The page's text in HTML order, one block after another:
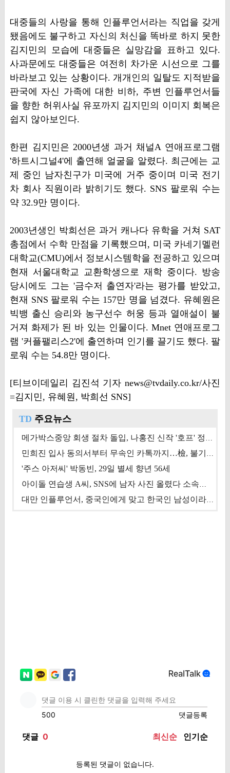
대중들의 사랑을 통해 인플루언서라는 직업을 갖게
됐음에도 불구하고 자신의 처신을 똑바로 하지 못한
김지민의 모습에 대중들은 실망감을 표하고 있다.
사과문에도 대중들은 여전히 차가운 시선으로 그를
바라보고 있는 상황이다. 개개인의 일탈도 지적받을
판국에 자신 가족에 대한 비하, 주변 인플루언서들
을 향한 허위사실 유포까지 김지민의 이미지 회복은
쉽지 않아보인다.
한편 김지민은 2000년생 과거 채널A 연애프로그램
'하트시그널4'에 출연해 얼굴을 알렸다. 최근에는 교
제 중인 남자친구가 미국에 거주 중이며 미국 전기
차 회사 직원이라 밝히기도 했다. SNS 팔로워 수는
약 32.9만 명이다.
2003년생인 박희선은 과거 캐나다 유학을 거쳐 SAT
총점에서 수학 만점을 기록했으며, 미국 카네기멜런
대학교(CMU)에서 정보시스템학을 전공하고 있으며
현재 서울대학교 교환학생으로 재학 중이다. 방송
당시에도 그는 '금수저 출연자'라는 평가를 받았고,
현재 SNS 팔로워 수는 157만 명을 넘겼다. 유혜원은
빅뱅 출신 승리와 농구선수 허웅 등과 열애설이 불
거져 화제가 된 바 있는 인물이다. Mnet 연애프로그
램 '커플팰리스2'에 출연하며 인기를 끌기도 했다. 팔
로워 수는 54.8만 명이다.
[티브이데일리 김진석 기자 news@tvdaily.co.kr/사진
=김지민, 유혜원, 박희선 SNS]
TD 주요뉴스
메가박스중앙 회생 절차 돌입, 나홍진 신작 '호프' 정상 개봉에 쏠린 시선 [상반기 결산 기획]
민희진 입사 동의서부터 무속인 카톡까지…檢, 불기소 처분 근거들 [이슈&톡]
'주스 아저씨' 박동빈, 29일 별세 향년 56세
아이돌 연습생 A씨, SNS에 남자 사진 올렸다 소속사 퇴출
대만 인플루언서, 중국인에게 맞고 한국인 남성이라 진술 '후폭풍'